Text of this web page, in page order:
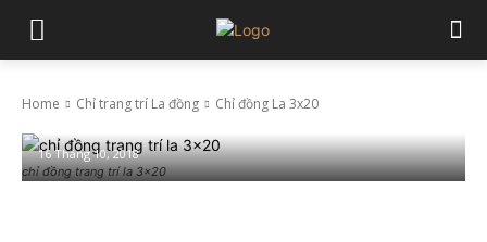
Home Chỉ trang trí La đồng Chỉ đồng La 3x20
chỉ đồng trang trí la 3x20
Chỉ đồng La 3×20
16 Tháng 10, 2018